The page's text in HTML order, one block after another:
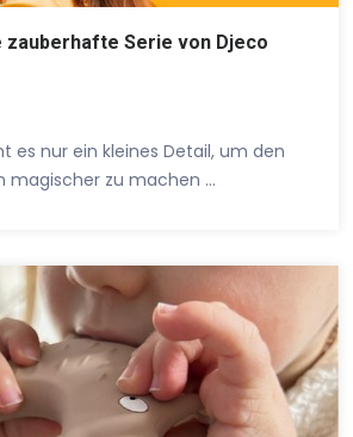
zauberhafte Serie von Djeco
es nur ein kleines Detail, um den
magischer zu machen …